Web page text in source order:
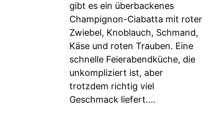
gibt es ein überbackenes
Champignon-Ciabatta mit roter
Zwiebel, Knoblauch, Schmand,
Käse und roten Trauben. Eine
schnelle Feierabendküche, die
unkompliziert ist, aber
trotzdem richtig viel
Geschmack liefert....